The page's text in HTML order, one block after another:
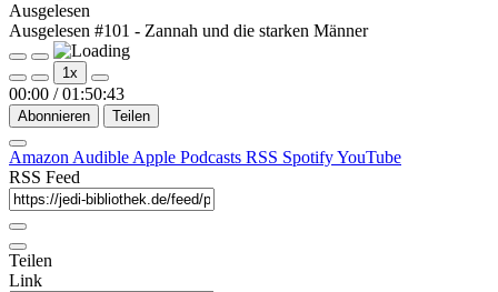
Ausgelesen
Ausgelesen #101 - Zannah und die starken Männer
Play
Episode
Pause
Episode
1x
00:00 / 01:50:43
Abonnieren Teilen
Amazon Audible Apple Podcasts RSS SpotifyYouTube
RSS Feed
Teilen
Link